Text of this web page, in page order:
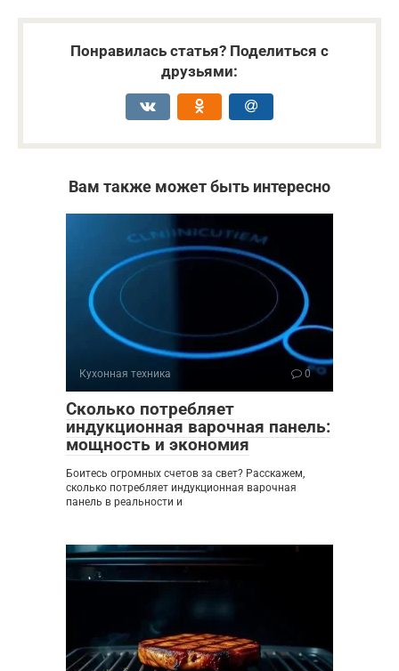
Понравилась статья? Поделиться с
друзьями:
Вам также может быть интересно
Кухонная техника 0
Сколько потребляет
индукционная варочная панель:
мощность и экономия
Боитесь огромных счетов за свет? Расскажем,
сколько потребляет индукционная варочная
панель в реальности и